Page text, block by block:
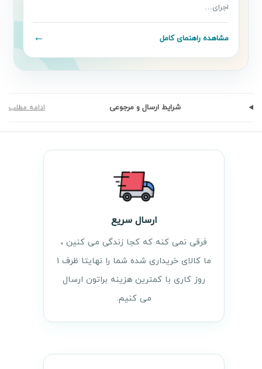
اجرای…
مشاهده راهنمای کامل ←
شرایط ارسال و مرجوعی ادامه مطلب
ارسال سریع
فرقی نمی کنه که کجا زندگی می کنین ،
ما کالای خریداری شده شما را نهایتا ظرف ۱
روز کاری با کمترین هزینه براتون ارسال
می کنیم.